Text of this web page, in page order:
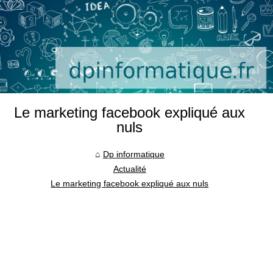
Le marketing facebook expliqué aux
nuls
Dp informatique
Actualité
Le marketing facebook expliqué aux nuls